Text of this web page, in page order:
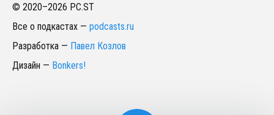
© 2020–2026 PC.ST
Все о подкастах — podcasts.ru
Разработка — Павел Козлов
Дизайн — Bonkers!